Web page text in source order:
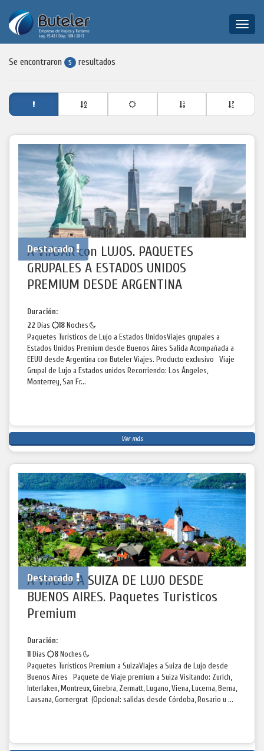
Toggle
Se encontraron 5 resultados
Destacado
A VIAJAR con LUJOS. PAQUETES
GRUPALES A ESTADOS UNIDOS
PREMIUM DESDE ARGENTINA
Duración:
22 Días 18 Noches
Paquetes Turísticos de Lujo a Estados UnidosViajes grupales a
Estados Unidos Premium desde Buenos Aires Salida Acompañada a
EEUU desde Argentina con Buteler Viajes. Producto exclusivo Viaje
Grupal de Lujo a Estados unidos Recorriendo: Los Ángeles,
Monterrey, San Fr...
Ver más
Destacado
A VIAJES A SUIZA DE LUJO DESDE
BUENOS AIRES. Paquetes Turisticos
Premium
Duración:
11 Días 8 Noches
Paquetes Turísticos Premium a SuizaViajes a Suiza de Lujo desde
Buenos Aires Paquete de Viaje premium a Suiza Visitando: Zurich,
Interlaken, Montreux, Ginebra, Zermatt, Lugano, Viena, Lucerna, Berna,
Lausana, Gornergrat (Opcional: salidas desde Córdoba, Rosario u ...